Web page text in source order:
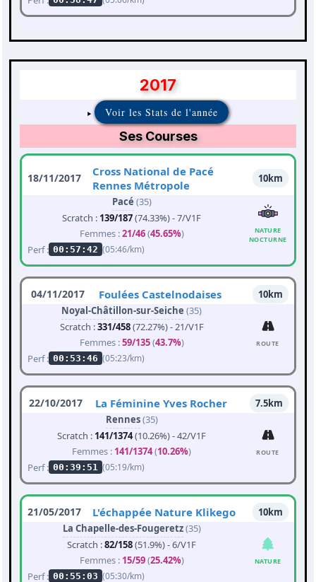
2017
Voir les Stats de l'année
Ses Courses
18/11/2017
Cross National de Pacé
Rennes Métropole
10km
Pacé (35)
Scratch : 139/187(74.33%) - 7/V1F
Femmes :21/46(45.65%)
Perf : 00:57:42 (05:46/km)
NATURE
NOCTURNE
04/11/2017 Foulées Castelnodaises
10km
Noyal-Châtillon-sur-Seiche (35)
Scratch :331/458(72.27%) - 21/V1F
Femmes :59/135(43.7%)
Perf : 00:53:46 (05:23/km)
ROUTE
22/10/2017 La Féminine Yves Rocher
7.5km
Rennes(35)
Scratch : 141/1374(10.26%) - 42/V1F
Femmes : 141/1374(10.26%)
Perf : 00:39:51 (05:19/km)
ROUTE
21/05/2017 L'échappée Nature Klikego
10km
La Chapelle-des-Fougeretz(35)
Scratch :82/158(51.9%) - 6/V1F
Femmes : 15/59(25.42%)
Perf : 00:55:03 (05:30/km)
NATURE